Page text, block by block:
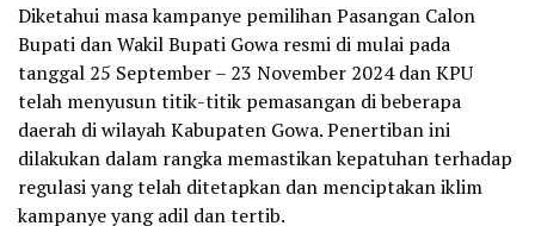
Diketahui masa kampanye pemilihan Pasangan Calon
Bupati dan Wakil Bupati Gowa resmi di mulai pada
tanggal 25 September – 23 November 2024 dan KPU
telah menyusun titik-titik pemasangan di beberapa
daerah di wilayah Kabupaten Gowa. Penertiban ini
dilakukan dalam rangka memastikan kepatuhan terhadap
regulasi yang telah ditetapkan dan menciptakan iklim
kampanye yang adil dan tertib.